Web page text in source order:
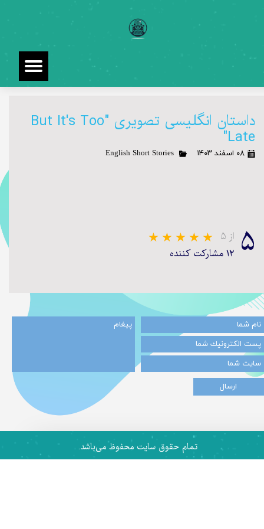
داستان انگلیسی تصویری "But It's Too
Late"
۰۸ اسفند ۱۴۰۳ English Short Stories
۵ از ۵
★★
۱۲ مشارکت کننده
ارسال
تمام حقوق سایت محفوظ می‌باشد.